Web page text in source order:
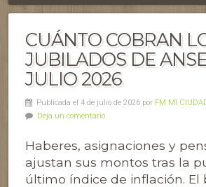
CUÁNTO COBRAN
JUBILADOS DE
JULIO 2026
Publicada el 4 de julio de 2026 por FM MI
Deja un comentario
Haberes, asignaciones y
ajustan sus montos tras la
último índice de inflación. El